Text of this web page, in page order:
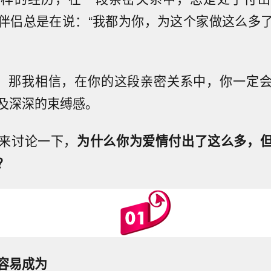
侣总是在说：“我都为你，为这个家做这么多
那我相信，在你的这段亲密关系中，你一定
深的束缚感。
讨论一下， 为什么你为爱情付出了这么多，
易成为